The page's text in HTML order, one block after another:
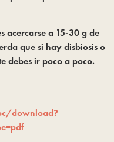
acercarse a 15-30 g de
que si hay disbiosis o
debes ir poco a poco.
download?